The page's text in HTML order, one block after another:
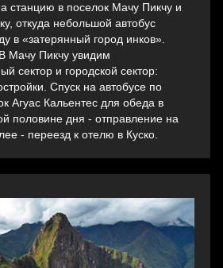
станцию в поселок Мачу Пикчу и
откуда небольшой автобус
в «затерянный город инков».
Мачу Пикчу увидим
сектор и городской сектор:
Спуск на автобусе по
Агуас Кальентес для обеда в
половине дня - отправление на
- переезд к отелю в Куско.